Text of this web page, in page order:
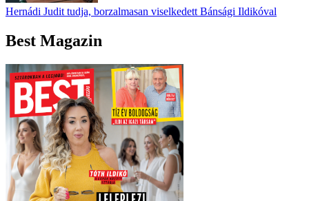
Hernádi Judit tudja, borzalmasan viselkedett Bánsági Ildikóval
Best Magazin